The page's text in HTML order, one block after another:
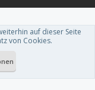
von xenDach
.
auf dieser Seite
von Cookies.